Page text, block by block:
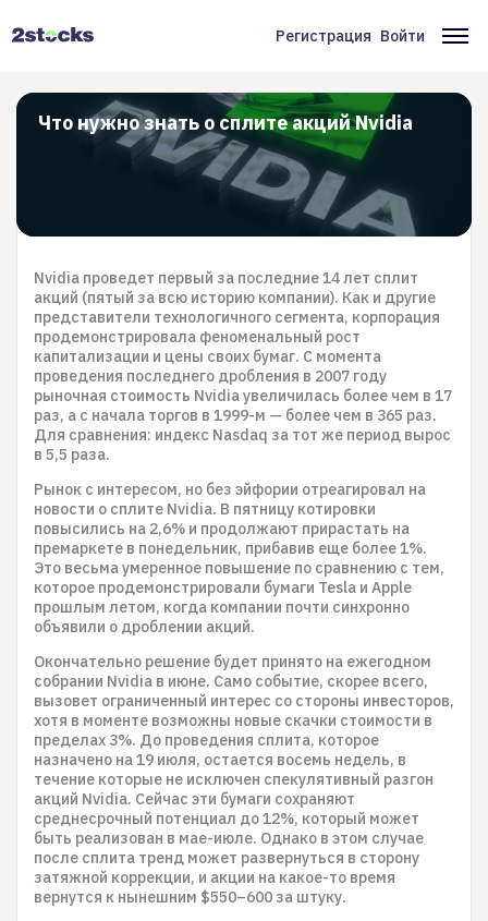
Меню
учётной
записи
пользователя
Регистрация Войти
Что нужно знать о сплите акций Nvidia
Nvidia проведет первый за последние 14 лет сплит
акций (пятый за всю историю компании). Как и другие
представители технологичного сегмента, корпорация
продемонстрировала феноменальный рост
капитализации и цены своих бумаг. С момента
проведения последнего дробления в 2007 году
рыночная стоимость Nvidia увеличилась более чем в 17
раз, а с начала торгов в 1999-м — более чем в 365 раз.
Для сравнения: индекс Nasdaq за тот же период вырос
в 5,5 раза.
Рынок с интересом, но без эйфории отреагировал на
новости о сплите Nvidia. В пятницу котировки
повысились на 2,6% и продолжают прирастать на
премаркете в понедельник, прибавив еще более 1%.
Это весьма умеренное повышение по сравнению с тем,
которое продемонстрировали бумаги Tesla и Apple
прошлым летом, когда компании почти синхронно
объявили о дроблении акций.
Окончательно решение будет принято на ежегодном
собрании Nvidia в июне. Само событие, скорее всего,
вызовет ограниченный интерес со стороны инвесторов,
хотя в моменте возможны новые скачки стоимости в
пределах 3%. До проведения сплита, которое
назначено на 19 июля, остается восемь недель, в
течение которые не исключен спекулятивный разгон
акций Nvidia. Сейчас эти бумаги сохраняют
среднесрочный потенциал до 12%, который может
быть реализован в мае-июле. Однако в этом случае
после сплита тренд может развернуться в сторону
затяжной коррекции, и акции на какое-то время
вернутся к нынешним $550–600 за штуку.